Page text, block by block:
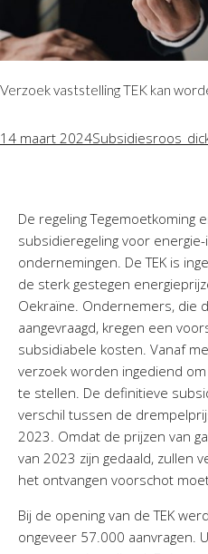
Verzoek vaststelling TEK kan
14 maart 2024Subsidies
De regeling Tegemoetkoming
subsidieregeling voor
ondernemingen. De TEK is
de sterk gestegen
Oekraïne. Ondernemers, die
aangevraagd, kregen een
subsidiabele kosten. Vanaf
verzoek worden ingediend
te stellen. De definitieve
verschil tussen de
2023. Omdat de prijzen van
van 2023 zijn gedaald, zullen
het ontvangen voorschot
Bij de opening van de TEK
ongeveer 57.000 aanvragen.